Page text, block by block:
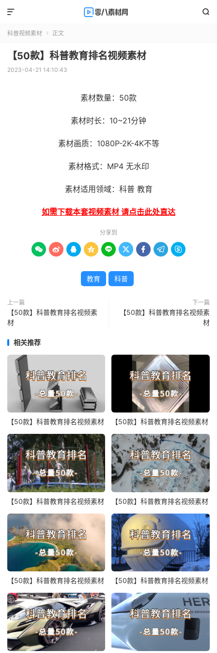


科普视频素材  正文
【50款】科普教育排名视频素材
2023-04-21 14:10:43
素材数量：50款
素材时长：10~21分钟
素材画质：1080P-2K-4K不等
素材格式：MP4 无水印
素材适用领域：科普 教育
如需下载本套视频素材 请点击此处直达
分享到
        
教育 科普
上一篇
【50款】科普教育排名视频素
材
下一篇
【50款】科普教育排名视频素
材
相关推荐
【50款】科普教育排名视频素材 【50款】科普教育排名视频素材
【50款】科普教育排名视频素材 【50款】科普教育排名视频素材
【50款】科普教育排名视频素材 【50款】科普教育排名视频素材